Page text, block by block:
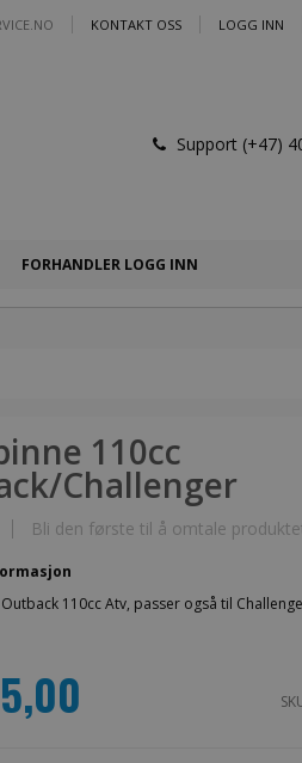
KONTAKT OSS LOGG INN
Support (+47)
FORHANDLER LOGG INN
110cc
Challenger
Bli den første til å omtale
110cc Atv, passer også til